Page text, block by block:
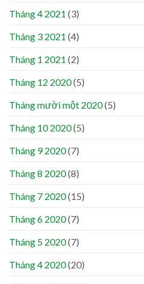
Tháng 4 2021 (3)
Tháng 3 2021 (4)
Tháng 1 2021 (2)
Tháng 12 2020(5)
Tháng mười một 2020(5)
Tháng 10 2020(5)
Tháng 9 2020(7)
Tháng 8 2020(8)
Tháng 7 2020(15)
Tháng 6 2020(7)
Tháng 5 2020(7)
Tháng 4 2020(20)